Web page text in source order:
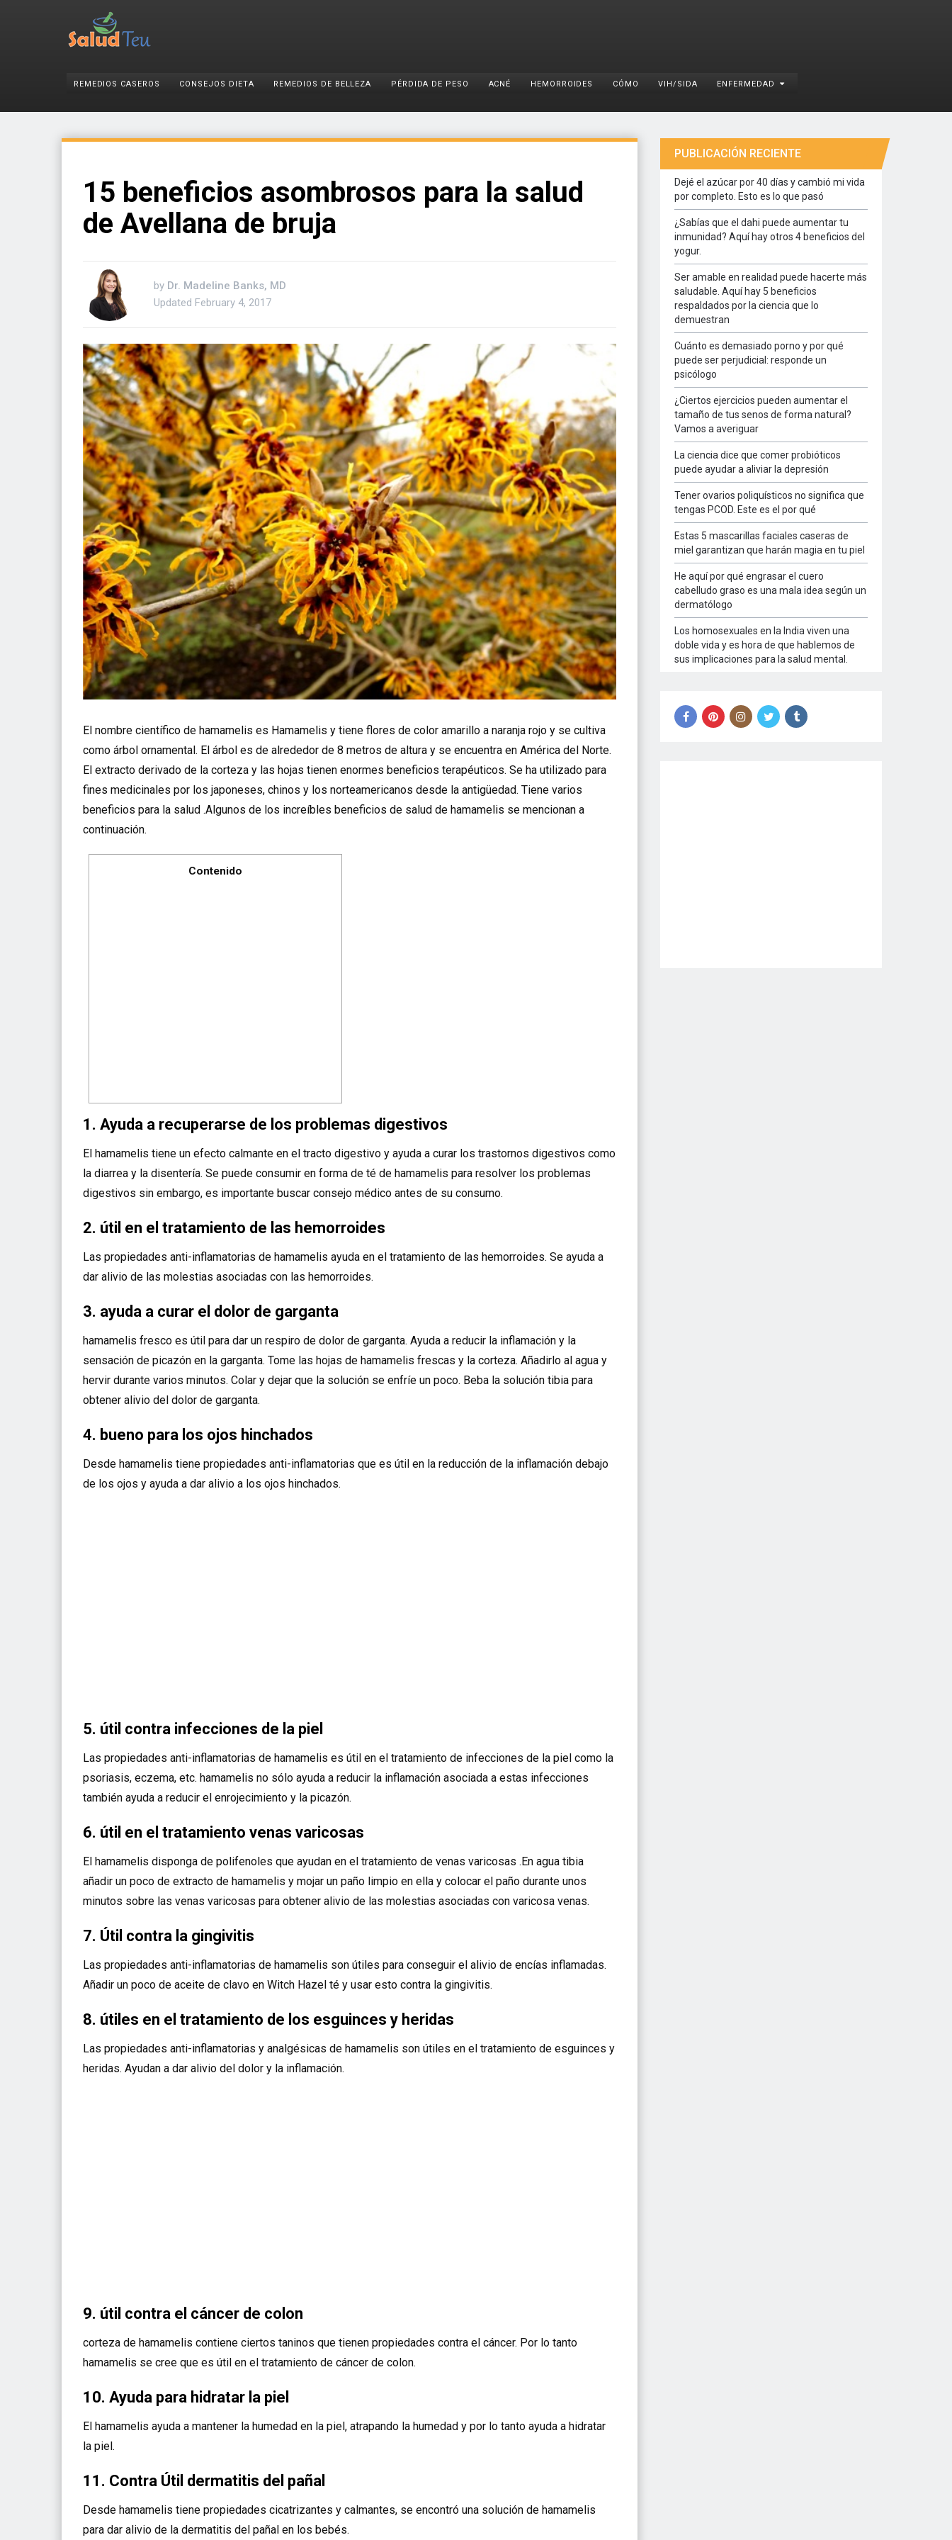
REMEDIOS CASEROS CONSEJOS DIETA REMEDIOS DE BELLEZA PÉRDIDA DE PESO ACNÉ HEMORROIDES CÓMO VIH/SIDA ENFERMEDAD
15 beneficios asombrosos para la salud
de Avellana de bruja
by Dr. Madeline Banks, MD
Updated February 4, 2017
El nombre científico de hamamelis es Hamamelis y tiene flores de color amarillo a naranja rojo y se cultiva
como árbol ornamental. El árbol es de alrededor de 8 metros de altura y se encuentra en América del Norte.
El extracto derivado de la corteza y las hojas tienen enormes beneficios terapéuticos. Se ha utilizado para
fines medicinales por los japoneses, chinos y los norteamericanos desde la antigüedad. Tiene varios
beneficios para la salud .Algunos de los increíbles beneficios de salud de hamamelis se mencionan a
continuación.
Contenido
1. Ayuda a recuperarse de los problemas digestivos
El hamamelis tiene un efecto calmante en el tracto digestivo y ayuda a curar los trastornos digestivos como
la diarrea y la disentería. Se puede consumir en forma de té de hamamelis para resolver los problemas
digestivos sin embargo, es importante buscar consejo médico antes de su consumo.
2. útil en el tratamiento de las hemorroides
Las propiedades anti-inflamatorias de hamamelis ayuda en el tratamiento de las hemorroides. Se ayuda a
dar alivio de las molestias asociadas con las hemorroides.
3. ayuda a curar el dolor de garganta
hamamelis fresco es útil para dar un respiro de dolor de garganta. Ayuda a reducir la inflamación y la
sensación de picazón en la garganta. Tome las hojas de hamamelis frescas y la corteza. Añadirlo al agua y
hervir durante varios minutos. Colar y dejar que la solución se enfríe un poco. Beba la solución tibia para
obtener alivio del dolor de garganta.
4. bueno para los ojos hinchados
Desde hamamelis tiene propiedades anti-inflamatorias que es útil en la reducción de la inflamación debajo
de los ojos y ayuda a dar alivio a los ojos hinchados.
5. útil contra infecciones de la piel
Las propiedades anti-inflamatorias de hamamelis es útil en el tratamiento de infecciones de la piel como la
psoriasis, eczema, etc. hamamelis no sólo ayuda a reducir la inflamación asociada a estas infecciones
también ayuda a reducir el enrojecimiento y la picazón.
6. útil en el tratamiento venas varicosas
El hamamelis disponga de polifenoles que ayudan en el tratamiento de venas varicosas .En agua tibia
añadir un poco de extracto de hamamelis y mojar un paño limpio en ella y colocar el paño durante unos
minutos sobre las venas varicosas para obtener alivio de las molestias asociadas con varicosa venas.
7. Útil contra la gingivitis
Las propiedades anti-inflamatorias de hamamelis son útiles para conseguir el alivio de encías inflamadas.
Añadir un poco de aceite de clavo en Witch Hazel té y usar esto contra la gingivitis.
8. útiles en el tratamiento de los esguinces y heridas
Las propiedades anti-inflamatorias y analgésicas de hamamelis son útiles en el tratamiento de esguinces y
heridas. Ayudan a dar alivio del dolor y la inflamación.
9. útil contra el cáncer de colon
corteza de hamamelis contiene ciertos taninos que tienen propiedades contra el cáncer. Por lo tanto
hamamelis se cree que es útil en el tratamiento de cáncer de colon.
10. Ayuda para hidratar la piel
El hamamelis ayuda a mantener la humedad en la piel, atrapando la humedad y por lo tanto ayuda a hidratar
la piel.
11. Contra Útil dermatitis del pañal
Desde hamamelis tiene propiedades cicatrizantes y calmantes, se encontró una solución de hamamelis
para dar alivio de la dermatitis del pañal en los bebés.
PUBLICACIÓN RECIENTE
Dejé el azúcar por 40 días y cambió mi vida
por completo. Esto es lo que pasó
¿Sabías que el dahi puede aumentar tu
inmunidad? Aquí hay otros 4 beneficios del
yogur.
Ser amable en realidad puede hacerte más
saludable. Aquí hay 5 beneficios
respaldados por la ciencia que lo
demuestran
Cuánto es demasiado porno y por qué
puede ser perjudicial: responde un
psicólogo
¿Ciertos ejercicios pueden aumentar el
tamaño de tus senos de forma natural?
Vamos a averiguar
La ciencia dice que comer probióticos
puede ayudar a aliviar la depresión
Tener ovarios poliquísticos no significa que
tengas PCOD. Este es el por qué
Estas 5 mascarillas faciales caseras de
miel garantizan que harán magia en tu piel
He aquí por qué engrasar el cuero
cabelludo graso es una mala idea según un
dermatólogo
Los homosexuales en la India viven una
doble vida y es hora de que hablemos de
sus implicaciones para la salud mental.